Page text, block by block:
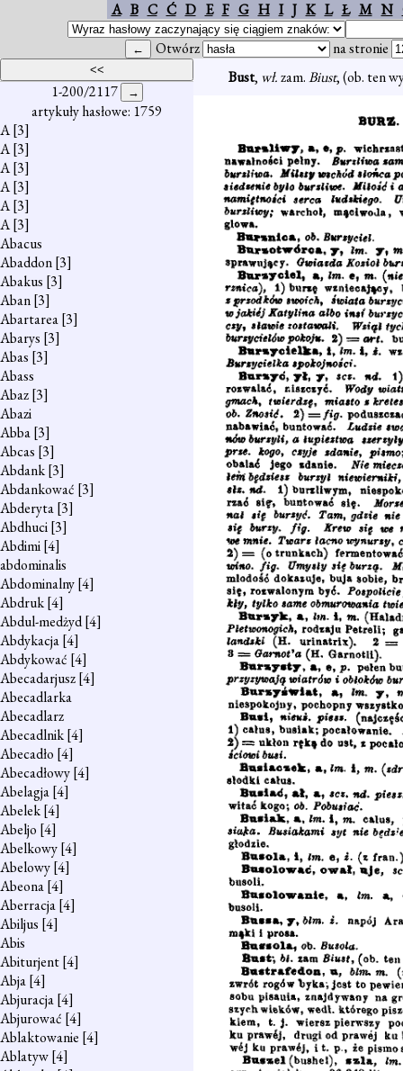
A B C Ć D E F G H I J K L Ł M N
Otwórz na stronie
1-200/2117
artykuły hasłowe: 1759
A[3]
A[3]
A[3]
A[3]
A[3]
A[3]
Abacus
Abaddon[3]
Abakus [3]
Aban[3]
Abartarea[3]
Abarys [3]
Abas [3]
Abass
Abaz[3]
Abazi
Abba[3]
Abcas [3]
Abdank[3]
Abdankować [3]
Abderyta[3]
Abdhuci[3]
Abdimi[4]
abdominalis
Abdominalny[4]
Abdruk[4]
Abdul-medżyd[4]
Abdykacja[4]
Abdykować [4]
Abecadarjusz[4]
Abecadlarka
Abecadlarz
Abecadlnik[4]
Abecadło [4]
Abecadłowy[4]
Abelagja[4]
Abelek[4]
Abeljo [4]
Abelkowy[4]
Abelowy[4]
Abeona[4]
Aberracja[4]
Abiljus [4]
Abis
Abiturjent[4]
Abja[4]
Abjuracja[4]
Abjurować [4]
Ablaktowanie [4]
Ablatyw[4]
Bust, wł.zam.Biust, (ob. ten